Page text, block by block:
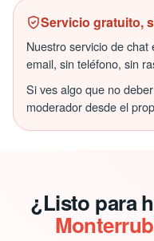
Servicio gratuito,
Nuestro servicio de
email, sin teléfono, sin
Si ves algo que no
moderador desde el
¿Listo para